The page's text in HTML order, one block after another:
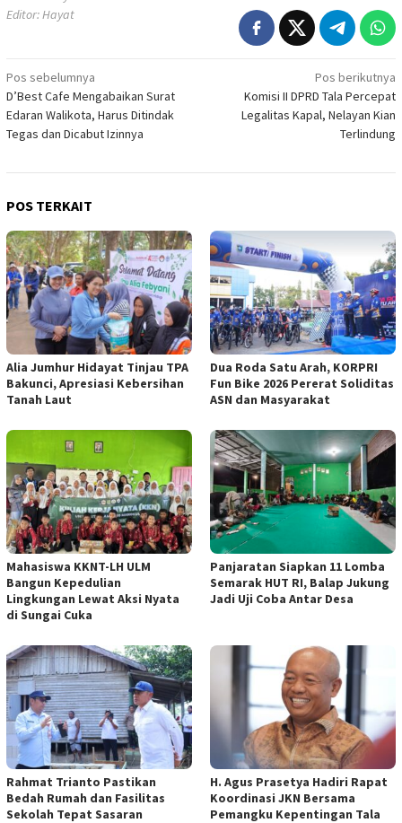
Editor: Hayat
Navigasi
pos
Pos sebelumnya
D’Best Cafe Mengabaikan Surat
Edaran Walikota, Harus Ditindak
Tegas dan Dicabut Izinnya
Pos berikutnya
Komisi II DPRD Tala Percepat
Legalitas Kapal, Nelayan Kian
Terlindung
POS TERKAIT
Alia Jumhur Hidayat Tinjau TPA
Bakunci, Apresiasi Kebersihan
Tanah Laut
Dua Roda Satu Arah, KORPRI
Fun Bike 2026 Pererat Soliditas
ASN dan Masyarakat
Mahasiswa KKNT-LH ULM
Bangun Kepedulian
Lingkungan Lewat Aksi Nyata
di Sungai Cuka
Panjaratan Siapkan 11 Lomba
Semarak HUT RI, Balap Jukung
Jadi Uji Coba Antar Desa
Rahmat Trianto Pastikan
Bedah Rumah dan Fasilitas
Sekolah Tepat Sasaran
H. Agus Prasetya Hadiri Rapat
Koordinasi JKN Bersama
Pemangku Kepentingan Tala